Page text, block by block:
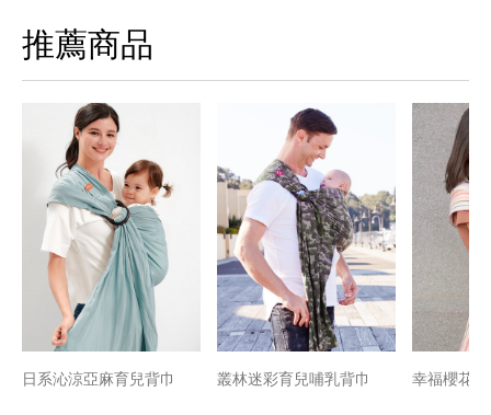
推薦商品
日系沁涼亞麻育兒背巾 叢林迷彩育兒哺乳背巾 幸福櫻花